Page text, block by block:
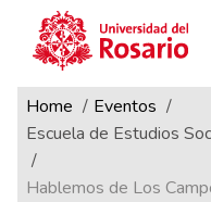
Pasar al contenido principal
Ruta de
Home
Eventos
Escuela de Estudios
Hablemos de Los